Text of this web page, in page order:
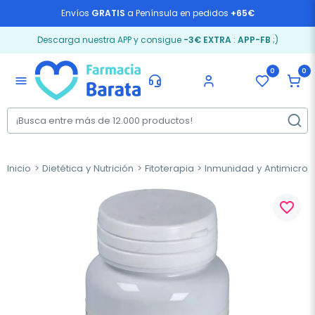
Envíos GRATIS a Península en pedidos +65€
Descarga nuestra APP y consigue -3€ EXTRA: APP-FB ;)
menu
0 0
Inicio Dietética y Nutrición Fitoterapia Inmunidad y
favorite_border